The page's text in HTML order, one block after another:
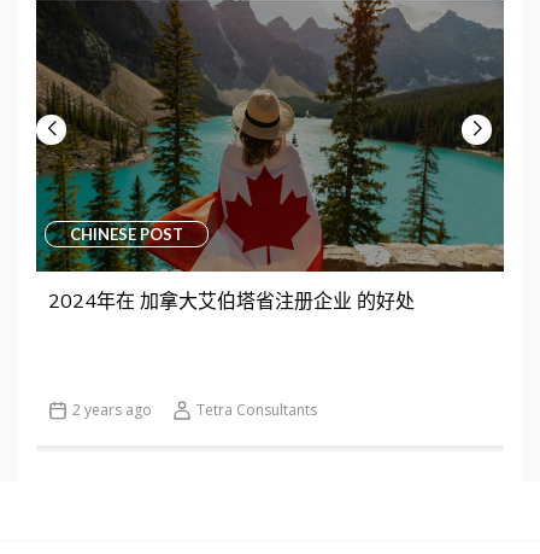
CHINESE POST
2024年在 加拿大艾伯塔省注册企业 的好处
2 years ago Tetra Consultants